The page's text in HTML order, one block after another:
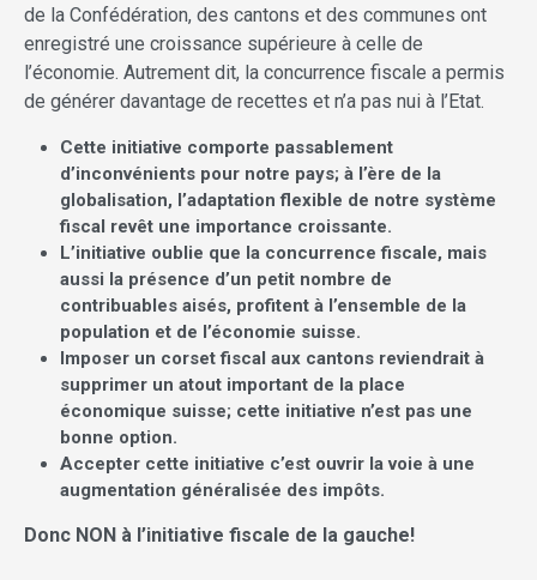
de la Confédération, des cantons et des communes ont
enregistré une croissance supérieure à celle de
l’économie. Autrement dit, la concurrence fiscale a permis
de générer davantage de recettes et n’a pas nui à l’Etat.
Cette initiative comporte passablement
d’inconvénients pour notre pays; à l’ère de la
globalisation, l’adaptation flexible de notre système
fiscal revêt une importance croissante.
L’initiative oublie que la concurrence fiscale, mais
aussi la présence d’un petit nombre de
contribuables aisés, profitent à l’ensemble de la
population et de l’économie suisse.
Imposer un corset fiscal aux cantons reviendrait à
supprimer un atout important de la place
économique suisse; cette initiative n’est pas une
bonne option.
Accepter cette initiative c’est ouvrir la voie à une
augmentation généralisée des impôts.
Donc NON à l’initiative fiscale de la gauche!